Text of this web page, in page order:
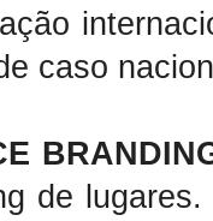
caso
de